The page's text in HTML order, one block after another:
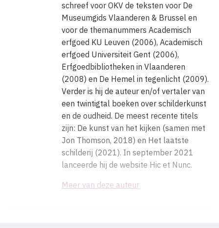
schreef voor OKV de teksten voor De
Museumgids Vlaanderen & Brussel en
voor de themanummers Academisch
erfgoed KU Leuven (2006), Academisch
erfgoed Universiteit Gent (2006),
Erfgoedbibliotheken in Vlaanderen
(2008) en De Hemel in tegenlicht (2009).
Verder is hij de auteur en/of vertaler van
een twintigtal boeken over schilderkunst
en de oudheid. De meest recente titels
zijn: De kunst van het kijken (samen met
Jon Thomson, 2018) en Het laatste
schilderij (2021). In september 2021
lanceerde hij de website Hic et Nunc.
Meer van deze auteur